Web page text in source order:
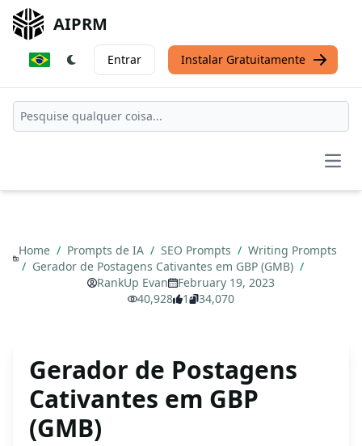
AIPRM
Entrar Instalar Gratuitamente
Home / Prompts de IA / SEO Prompts / Writing Prompts
/ Gerador de Postagens Cativantes em GBP (GMB) /
RankUp Evan
February 19, 2023
40,928
1 34,070
Gerador de Postagens
Cativantes em GBP
(GMB)